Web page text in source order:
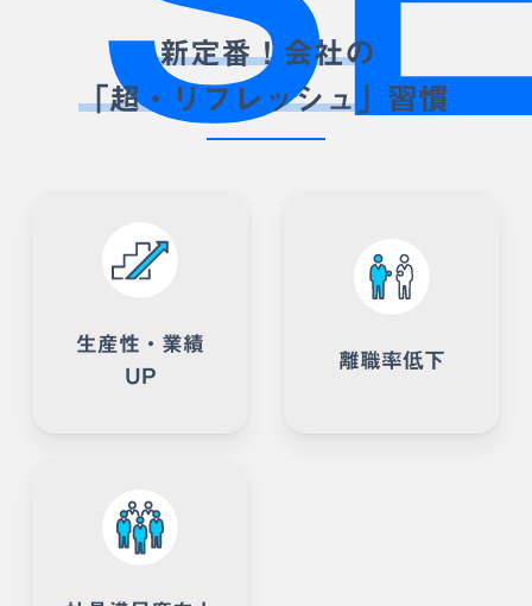
新定番！会社の
「超・リフレッシュ」習慣
生産性・業績
UP
離職率低下